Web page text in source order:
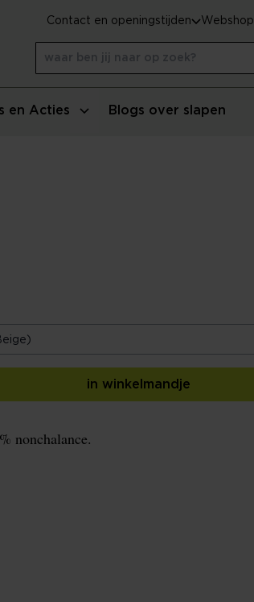
en Acties Blogs over slapen
Contact en openingstijden Webshop
in winkelmandje
nonchalance.